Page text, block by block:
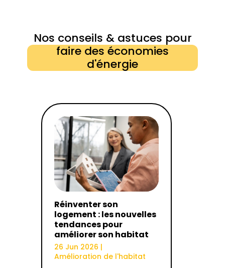
Nos conseils & astuces pour
faire des économies
d'énergie
Réinventer son
logement : les nouvelles
tendances pour
améliorer son habitat
26 Jun 2026 |
Amélioration de l'habitat